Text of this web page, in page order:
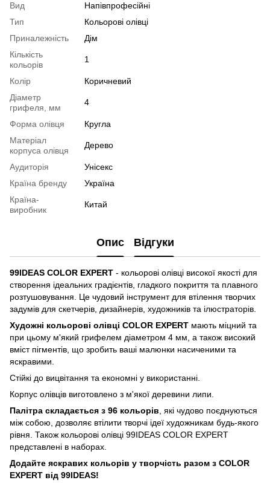
Вид
Напівпрофесійні
Тип
Кольорові олівці
Приналежність
Дім
Кількість
кольорів
1
Колір
Коричневий
Діаметр
грифеля, мм
4
Форма олівця
Кругла
Матеріал
корпуса олівця
Дерево
Аудиторія
Унісекс
Країна бренду
Україна
Країна-
виробник
Китай
Опис Відгуки
99IDEAS COLOR EXPERT - кольорові олівці високої якості для
створення ідеальних градієнтів, гладкого покриття та плавного
розтушовування. Це чудовий інструмент для втілення творчих
задумів для скетчерів, дизайнерів, художників та ілюстраторів.
Художні кольорові олівці COLOR EXPERT мають міцний та
при цьому м'який грифелем діаметром 4 мм, а також високий
вміст пігментів, що зробить ваші малюнки насиченими та
яскравими.
Стійкі до вицвітання та економні у використанні.
Корпус олівців виготовлено з м'якої деревини липи.
Палітра складається з 96 кольорів , які чудово поєднуються
між собою, дозволяє втілити творчі ідеї художникам будь-якого
рівня. Також кольорові олівці 99IDEAS COLOR EXPERT
представлені в наборах.
Додайте яскравих кольорів у творчість разом з COLOR
EXPERT від 99IDEAS!